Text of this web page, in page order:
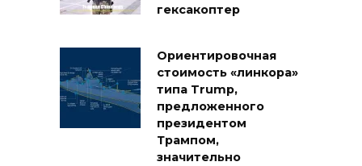
гексакоптер
Ориентировочная
стоимость «линкора»
типа Trump,
предложенного
президентом
Трампом,
значительно